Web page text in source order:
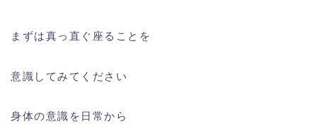
まずは真っ直ぐ座ることを
意識してみてください
身体の意識を日常から